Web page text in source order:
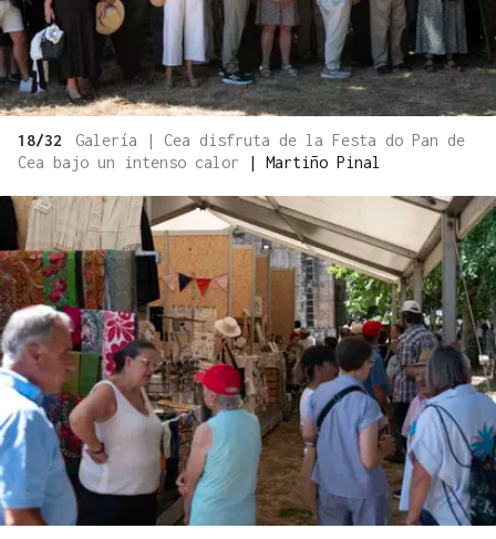
18/32
Galería | Cea disfruta de la Festa do Pan de
Cea bajo un intenso calor
| Martiño Pinal